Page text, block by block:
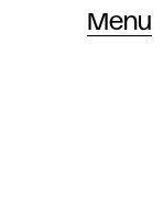
Menu